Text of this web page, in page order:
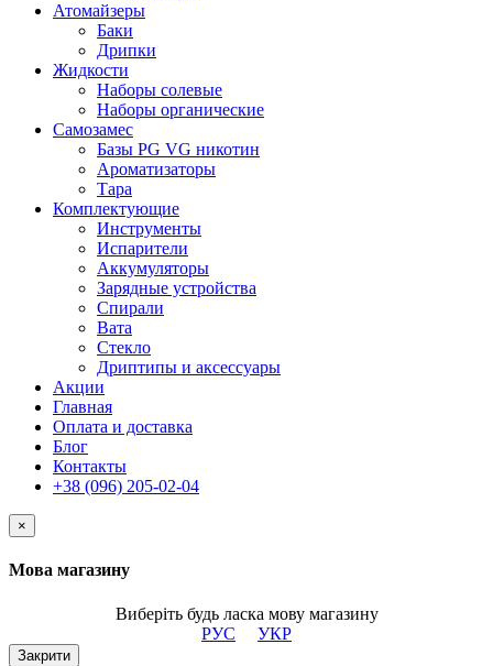
Атомайзеры
Баки
Дрипки
Жидкости
Наборы солевые
Наборы органические
Самозамес
Базы PG VG никотин
Ароматизаторы
Тара
Комплектующие
Инструменты
Испарители
Аккумуляторы
Зарядные устройства
Спирали
Вата
Стекло
Дриптипы и аксессуары
Акции
Главная
Оплата и доставка
Блог
Контакты
+38 (096) 205-02-04
×
Мова магазину
Виберіть будь ласка мову магазину
РУС
УКР
Закрити